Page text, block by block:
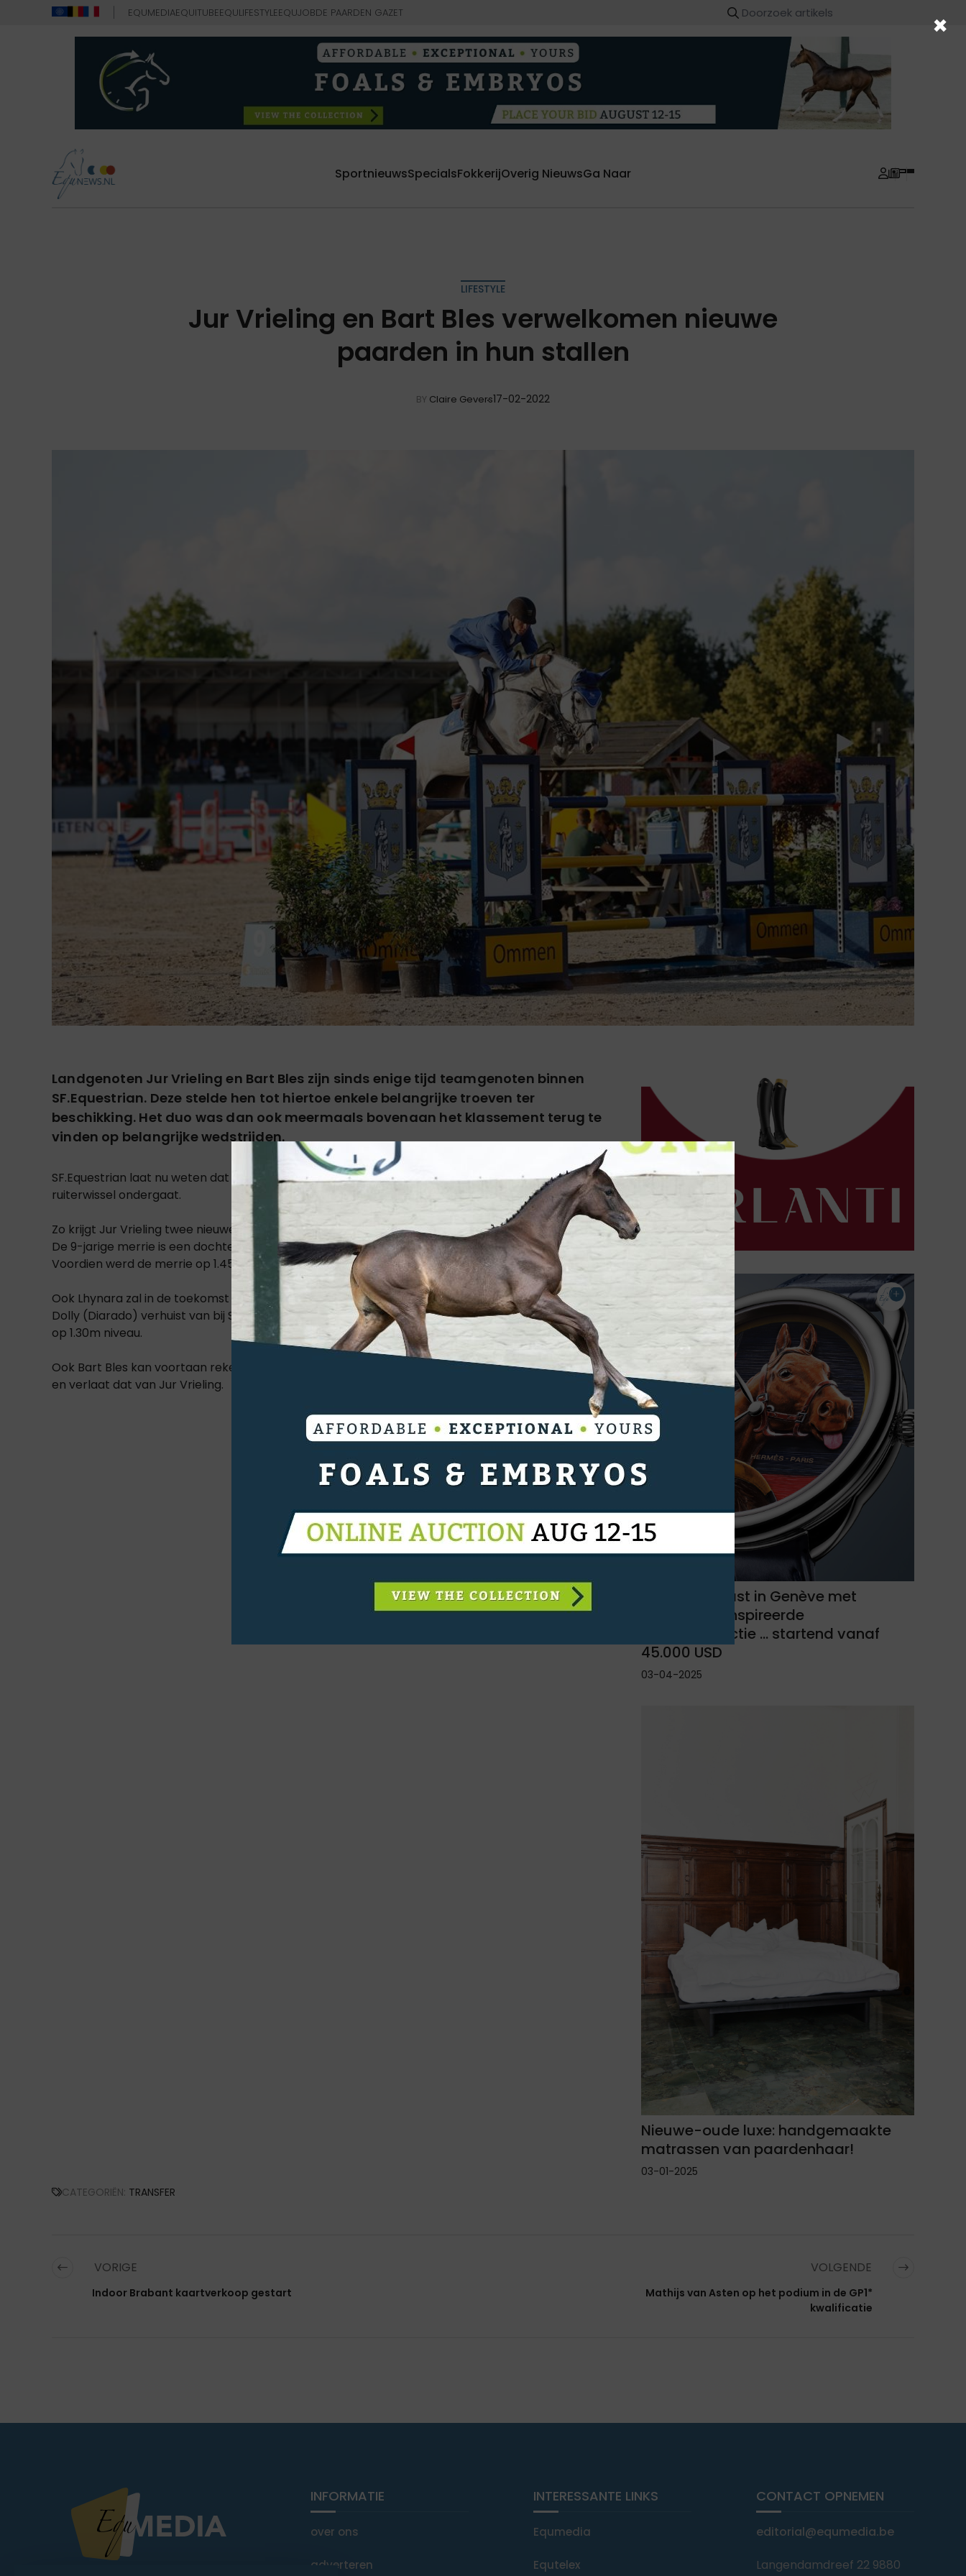
EQUMEDIAEQUITUBEEQULIFESTYLEEQUJOBDE PAARDEN GAZET
SportnieuwsSpecialsFokkerijOverig NieuwsGa Naar
LIFESTYLE
Jur Vrieling en Bart Bles verwelkomen nieuwe
paarden in hun stallen
BY Claire Gevers17-02-2022
Landgenoten Jur Vrieling en Bart Bles zijn sinds enige tijd teamgenoten binnen
SF.Equestrian. Deze stelde hen tot hiertoe enkele belangrijke troeven ter
beschikking. Het duo was dan ook meermaals bovenaan het klassement terug te
vinden op belangrijke wedstrijden.
SF.Equestrian laat nu weten dat het twee nieuwe paarden kocht én dat één van hun paarden een
ruiterwissel ondergaat.
Zo krijgt Jur Vrieling twee nieuwe paarden onder het zadel. Naila van't Merelsnest is één van hen.
De 9-jarige merrie is een dochter van Kannan GFE en Jugendnixe van't Merelsnest (Mr. Blue).
Voordien werd de merrie op 1.45m niveau gereden door de Belg Viktor Daem.
Ook Lhynara zal in de toekomst te zien zijn onder Jur Vrieling. De nakomeling van Lyjanero en B-
Dolly (Diarado) verhuist van bij Suzanne Tepper naar SF.Equestrian. De 7-jarige merrie was actief
op 1.30m niveau.
Ook Bart Bles kan voortaan rekenen op een nieuwe troef. Oslo ter Leydonck vervoegt zo zijn team
en verlaat dat van Jur Vrieling.
Hermès verrast in Genève met
Hippisch geïnspireerde
horlogecollectie ... startend vanaf
45.000 USD
03-04-2025
Nieuwe-oude luxe: handgemaakte
matrassen van paardenhaar!
03-01-2025
CATEGORIËN: TRANSFER
VORIGE
Indoor Brabant kaartverkoop gestart
VOLGENDE
Mathijs van Asten op het podium in de GP1*
kwalificatie
INFORMATIE
over ons
adverteren
INTERESSANTE LINKS
Equmedia
Equtelex
CONTACT OPNEMEN
editorial@equmedia.be
Langendamdreef 22 9880
×